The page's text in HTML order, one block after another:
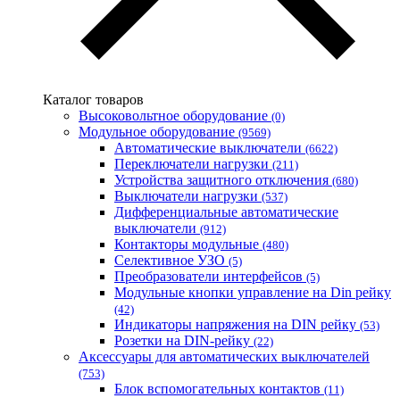
Запорожский завод цветных металлов (ЗЗЦМ)
Каблекс Одесса
Мегомметр (Украина)
Промфактор
Термофит
Укрэнерго-Альянс (Украина)
Каталог товаров
Высоковольтное оборудование (0)
Модульное оборудование (9569)
Автоматические выключатели (6622)
Переключатели нагрузки (211)
Устройства защитного отключения (680)
Выключатели нагрузки (537)
Дифференциальные автоматические
выключатели (912)
Контакторы модульные (480)
Селективное УЗО (5)
Преобразователи интерфейсов (5)
Модульные кнопки управление на Din рейку
(42)
Индикаторы напряжения на DIN рейку (53)
Розетки на DIN-рейку (22)
Аксессуары для автоматических выключателей
(753)
Блок вспомогательных контактов (11)